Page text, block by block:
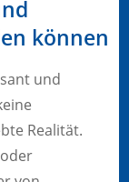
können
und
Realität.